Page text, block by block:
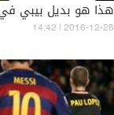
هذا هو بديل بيبي في
14:42 | 2016-12-28